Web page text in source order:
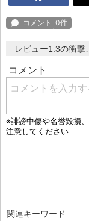
レビュー1.3の衝
関連キーワード